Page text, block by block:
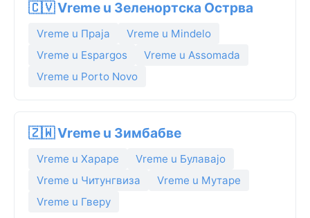
🇨🇻 Vreme u Зеленортска Острва
Vreme u Праја
Vreme u Mindelo
Vreme u Espargos
Vreme u Assomada
Vreme u Porto Novo
🇿🇼 Vreme u Зимбабве
Vreme u Хараре
Vreme u Булавајо
Vreme u Читунгвиза
Vreme u Мутаре
Vreme u Гверу